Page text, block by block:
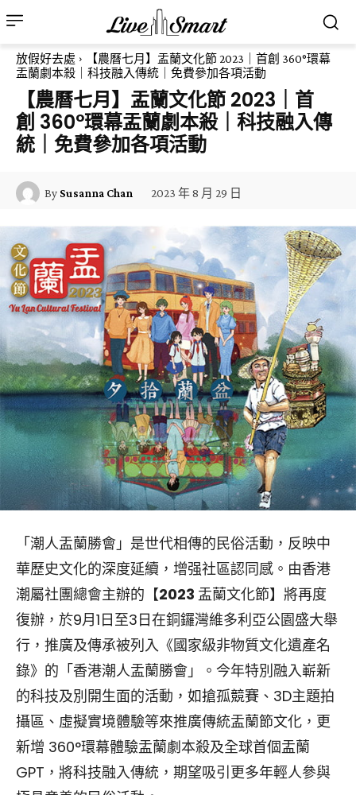
放假好去處
【農曆七月】盂蘭文化節 2023｜首創 360°環幕
盂蘭劇本殺｜科技融入傳統｜免費參加各項活動
【農曆七月】盂蘭文化節 2023｜首
創 360°環幕盂蘭劇本殺｜科技融入傳
統｜免費參加各項活動
By Susanna Chan 2023 年 8 月 29 日
「潮人盂蘭勝會」是世代相傳的民俗活動，反映中
華歷史文化的深度延續，增强社區認同感。由香港
潮屬社團總會主辦的【2023 盂蘭文化節】將再度
復辦，於9月1日至3日在銅鑼灣維多利亞公園盛大舉
行，推廣及傳承被列入《國家級非物質文化遺產名
錄》的「香港潮人盂蘭勝會」。今年特別融入嶄新
的科技及別開生面的活動，如搶孤競賽、3D主題拍
攝區、虛擬實境體驗等來推廣傳統盂蘭節文化，更
新增 360°環幕體驗盂蘭劇本殺及全球首個盂蘭
GPT，將科技融入傳統，期望吸引更多年輕人參與